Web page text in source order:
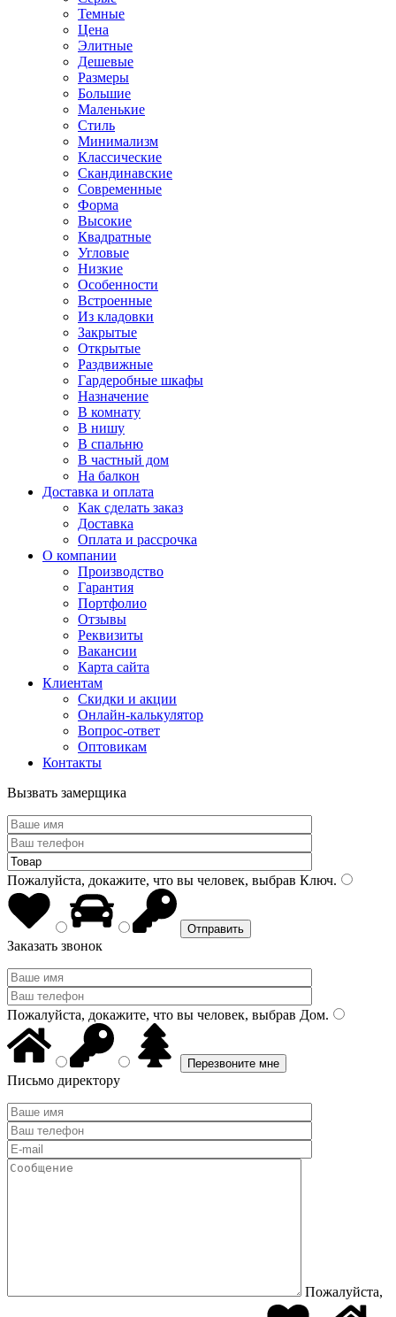
Темные
Цена
Элитные
Дешевые
Размеры
Большие
Маленькие
Стиль
Минимализм
Классические
Скандинавские
Современные
Форма
Высокие
Квадратные
Угловые
Низкие
Особенности
Встроенные
Из кладовки
Закрытые
Открытые
Раздвижные
Гардеробные шкафы
Назначение
В комнату
В нишу
В спальню
В частный дом
На балкон
Доставка и оплата
Как сделать заказ
Доставка
Оплата и рассрочка
О компании
Производство
Гарантия
Портфолио
Отзывы
Реквизиты
Вакансии
Карта сайта
Клиентам
Скидки и акции
Онлайн-калькулятор
Вопрос-ответ
Оптовикам
Контакты
Вызвать замерщика
Пожалуйста, докажите, что вы человек, выбрав Ключ.
Заказать звонок
Пожалуйста, докажите, что вы человек, выбрав Дом.
Письмо директору
Пожалуйста,